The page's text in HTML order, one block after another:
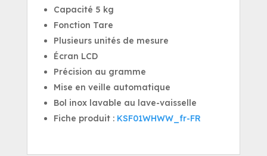
Capacité 5 kg
Fonction Tare
Plusieurs unités de mesure
Écran LCD
Précision au gramme
Mise en veille automatique
Bol inox lavable au lave-vaisselle
Fiche produit : KSF01WHWW_fr-FR